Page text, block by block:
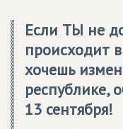
Если ТЫ не
происходит
хочешь
республике,
13 сентября!